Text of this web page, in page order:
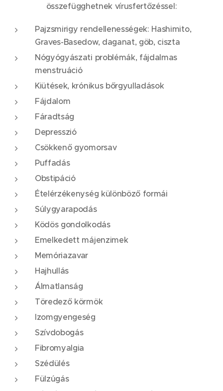
összefügghetnek vírusfertőzéssel:
Pajzsmirigy rendellenességek: Hashimito,
Graves-Basedow, daganat, göb, ciszta
Nógyógyászati problémák, fájdalmas
menstruáció
Kiütések, krónikus bőrgyulladások
Fájdalom
Fáradtság
Depresszió
Csökkenő gyomorsav
Puffadás
Obstipáció
Ételérzékenység különböző formái
Súlygyarapodás
Ködös gondolkodás
Emelkedett májenzimek
Memóriazavar
Hajhullás
Álmatlanság
Töredező körmök
Izomgyengeség
Szívdobogás
Fibromyalgia
Szédülés
Fülzúgás